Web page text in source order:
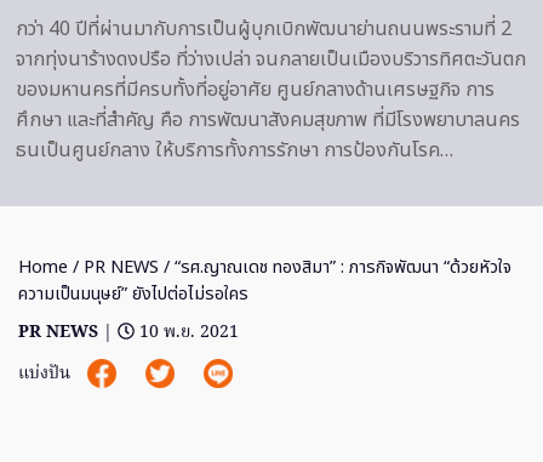
กว่า 40 ปีที่ผ่านมากับการเป็นผู้บุกเบิกพัฒนาย่านถนนพระรามที่ 2
จากทุ่งนาร้างดงปรือ ที่ว่างเปล่า จนกลายเป็นเมืองบริวารทิศตะวันตก
ของมหานครที่มีครบทั้งที่อยู่อาศัย ศูนย์กลางด้านเศรษฐกิจ การ
ศึกษา และที่สำคัญ คือ การพัฒนาสังคมสุขภาพ ที่มีโรงพยาบาลนคร
ธนเป็นศูนย์กลาง ให้บริการทั้งการรักษา การป้องกันโรค…
Home / PR NEWS / “รศ.ญาณเดช ทองสิมา” : ภารกิจพัฒนา “ด้วยหัวใจ
ความเป็นมนุษย์” ยังไปต่อไม่รอใคร
PR NEWS |
10 พ.ย. 2021
แบ่งปัน